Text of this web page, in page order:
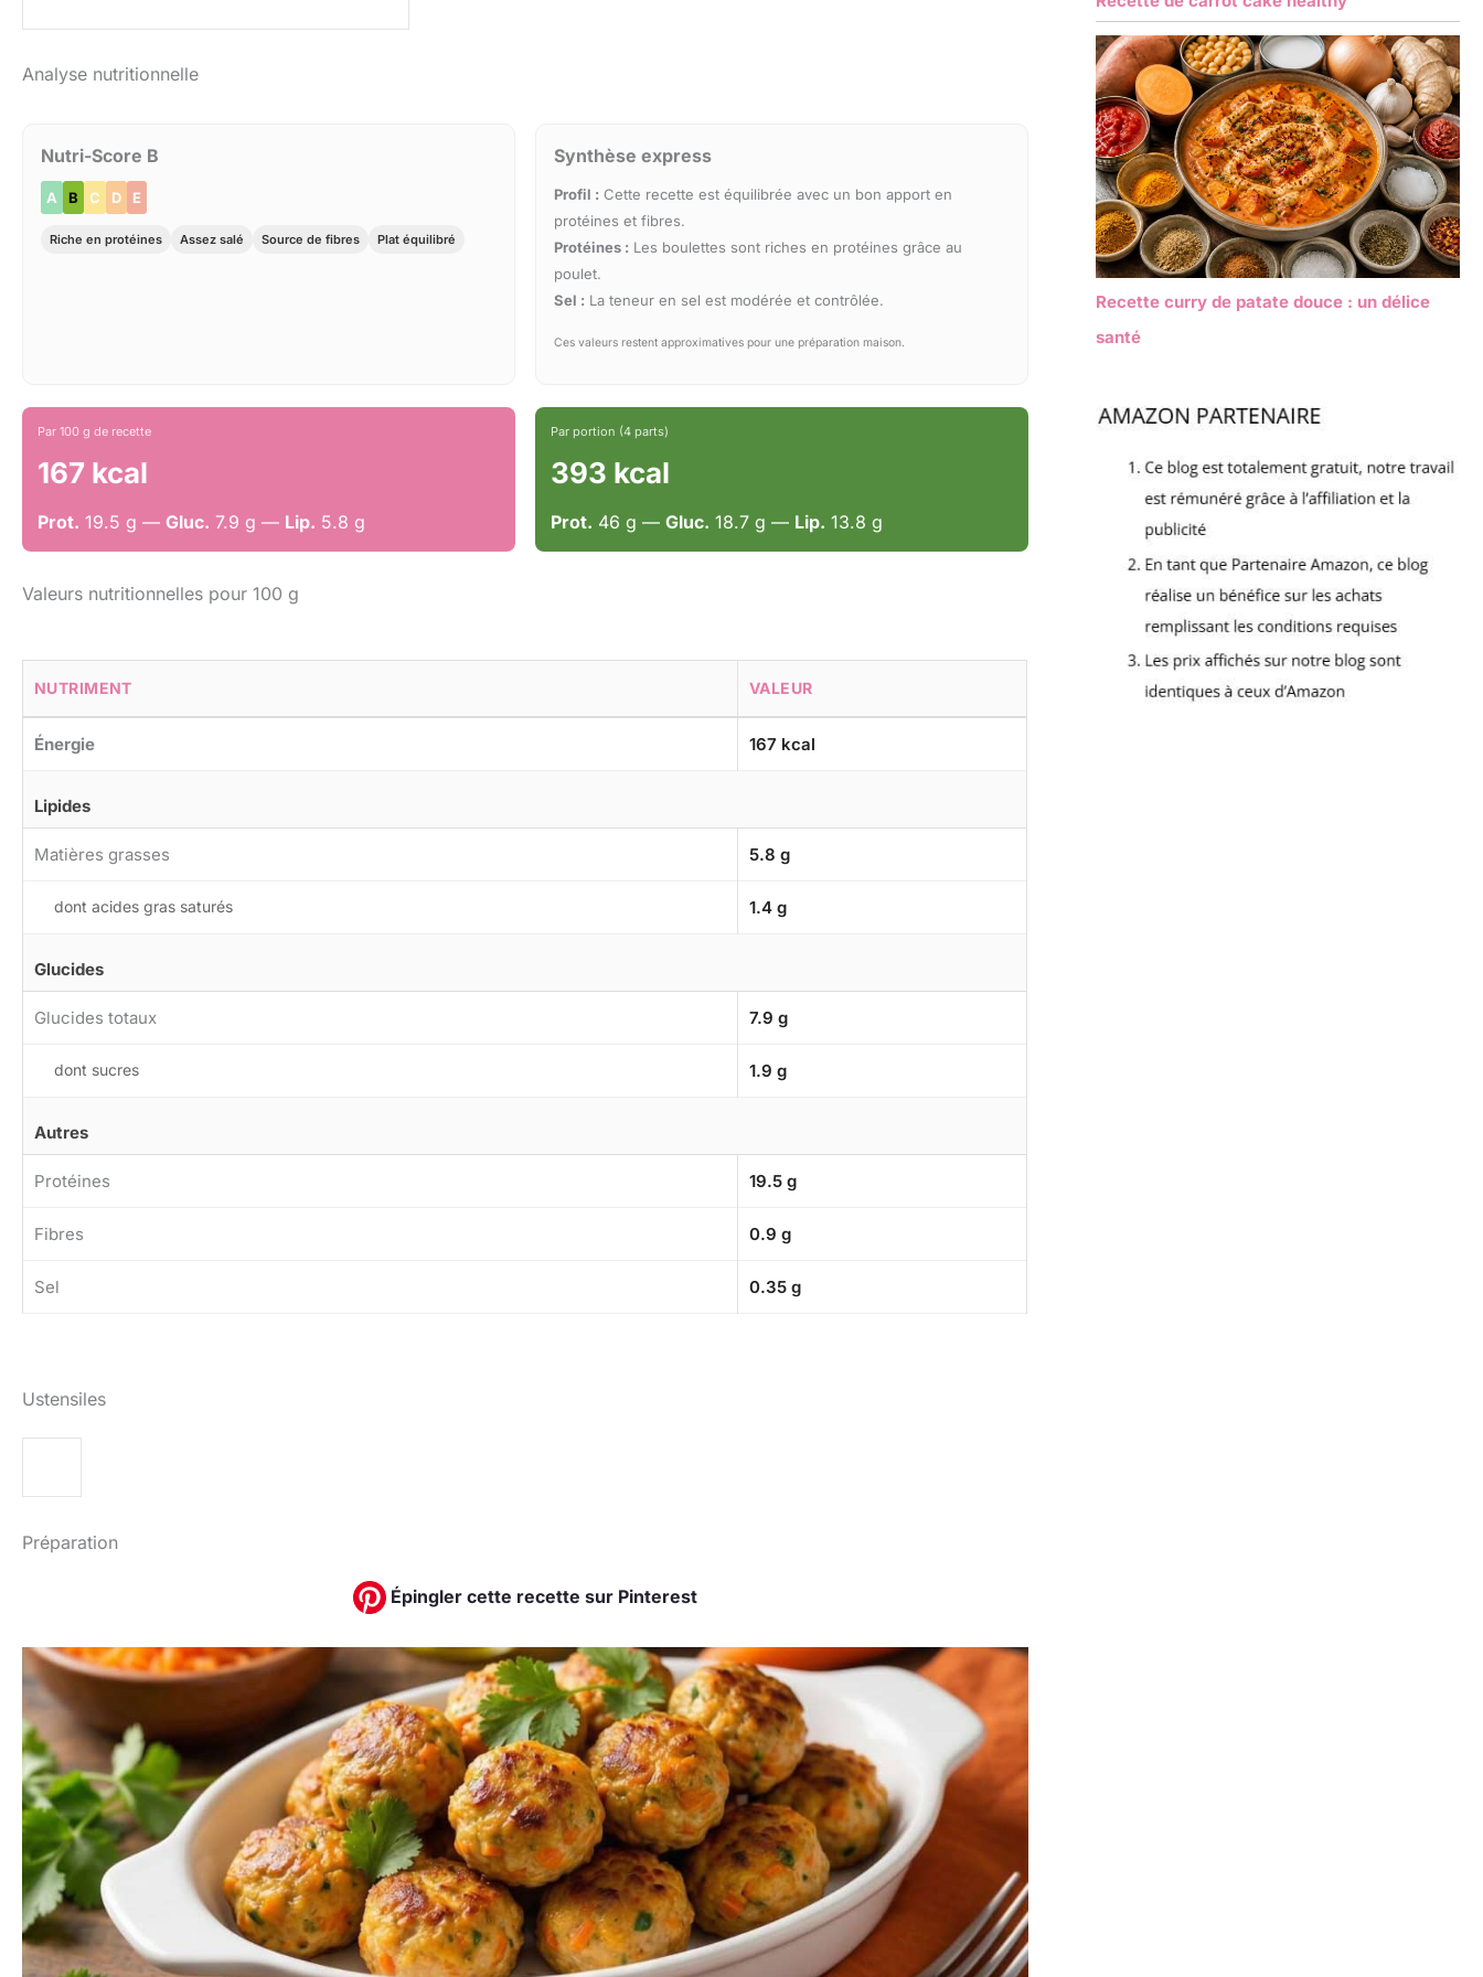
Analyse nutritionnelle
Nutri-Score B
A B C D E
Riche en protéines Assez salé Source de fibres Plat équilibré
Synthèse express
Profil : Cette recette est équilibrée avec un bon apport en
protéines et fibres.
Protéines : Les boulettes sont riches en protéines grâce au
poulet.
Sel : La teneur en sel est modérée et contrôlée.
Ces valeurs restent approximatives pour une préparation maison.
Par 100 g de recette
167 kcal
Prot. 19.5 g — Gluc. 7.9 g — Lip. 5.8 g
Par portion (4 parts)
393 kcal
Prot. 46 g —Gluc. 18.7 g — Lip. 13.8 g
Valeurs nutritionnelles pour 100 g
NUTRIMENT VALEUR
Énergie 167 kcal
Lipides
Matières grasses 5.8 g
dont acides gras saturés 1.4 g
Glucides
Glucides totaux 7.9 g
dont sucres 1.9 g
Autres
Protéines 19.5 g
Fibres 0.9 g
Sel 0.35 g
Ustensiles
Préparation
Épingler cette recette sur Pinterest
Recette curry de patate douce : un délice
santé